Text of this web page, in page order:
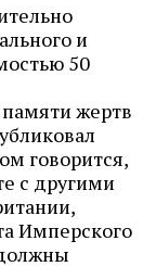
и
50
жертв
говорится,
с другими
Имперского